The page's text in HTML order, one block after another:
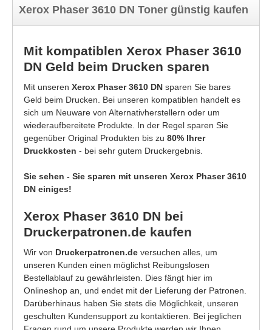
Xerox Phaser 3610 DN Toner günstig kaufen
Mit kompatiblen Xerox Phaser 3610
DN Geld beim Drucken sparen
Mit unseren Xerox Phaser 3610 DN sparen Sie bares
Geld beim Drucken. Bei unseren kompatiblen handelt es
sich um Neuware von Alternativherstellern oder um
wiederaufbereitete Produkte. In der Regel sparen Sie
gegenüber Original Produkten bis zu 80% Ihrer
Druckkosten - bei sehr gutem Druckergebnis.
Sie sehen - Sie sparen mit unseren Xerox Phaser 3610
DN einiges!
Xerox Phaser 3610 DN bei
Druckerpatronen.de kaufen
Wir von Druckerpatronen.de versuchen alles, um
unseren Kunden einen möglichst Reibungslosen
Bestellablauf zu gewährleisten. Dies fängt hier im
Onlineshop an, und endet mit der Lieferung der Patronen.
Darüberhinaus haben Sie stets die Möglichkeit, unseren
geschulten Kundensupport zu kontaktieren. Bei jeglichen